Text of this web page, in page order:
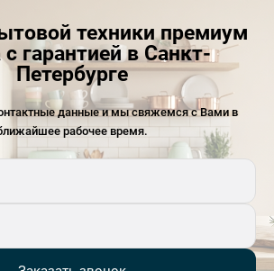
техники премиум
с гарантией в Санкт-
Петербурге
данные и мы свяжемся с Вами в
рабочее время.